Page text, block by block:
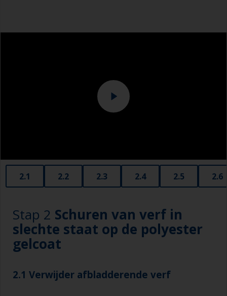
Overalls
2.1 2.2 2.3 2.4 2.5 2.6
Stap 2 Schuren van verf in
slechte staat op de polyester
gelcoat
2.1 Verwijder afbladderende verf